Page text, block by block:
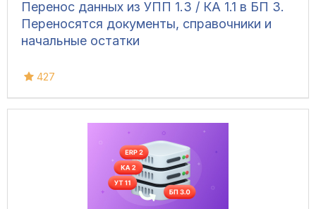
Перенос данных из УПП 1.3 / КА 1.1 в БП 3.
Переносятся документы, справочники и
начальные остатки
427